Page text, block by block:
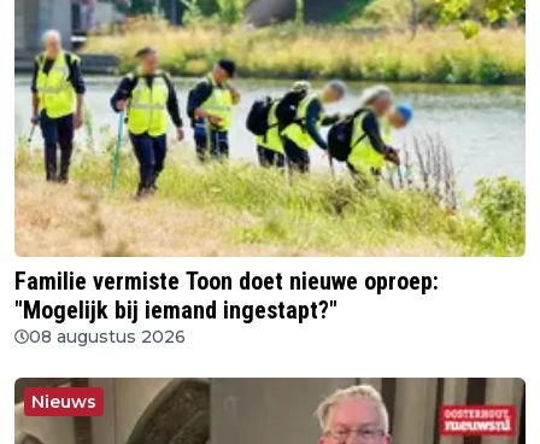
Familie vermiste Toon doet nieuwe oproep:
"Mogelijk bij iemand ingestapt?"
08 augustus 2026
Nieuws